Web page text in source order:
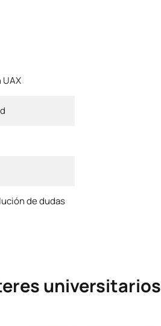
de dudas
universitarios